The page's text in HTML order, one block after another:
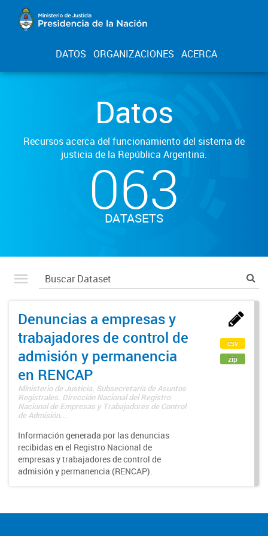
DATOS ORGANIZACIONES ACERCA
Datos
Recursos acerca del funcionamiento del sistema de
justicia de la República Argentina.
063
DATASETS
Denuncias a empresas y
trabajadores de control de
admisión y permanencia
en RENCAP
Ministerio de Justicia. Subsecretaría de Asuntos
Registrales. Dirección Nacional del Registro
Nacional de Empresas y Trabajadores de Control
de Admisión...
Información generada por las denuncias
recibidas en el Registro Nacional de
empresas y trabajadores de control de
admisión y permanencia (RENCAP).
csv
zip